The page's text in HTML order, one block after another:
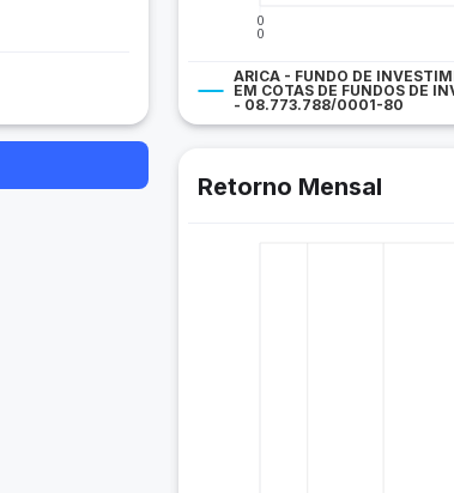
0
0
ARICA - FUNDO DE
EM COTAS DE FUNDOS DE
- 08.773.788/0001-80
Retorno Mensal